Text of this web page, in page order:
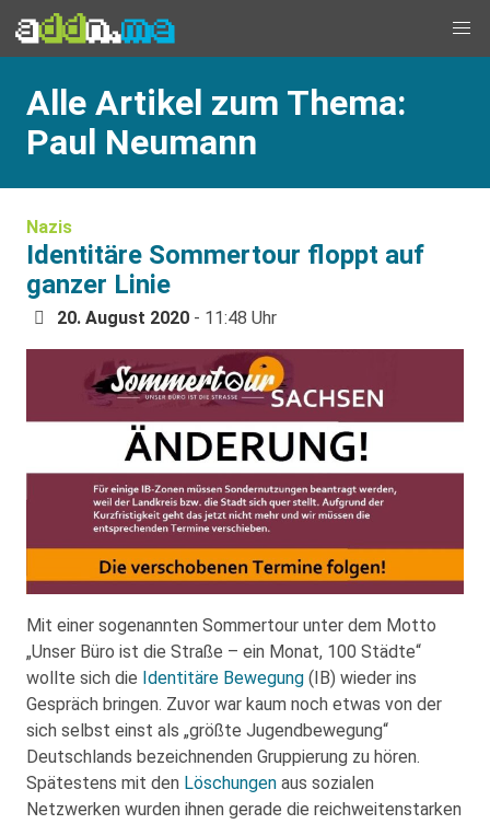
Alle Artikel zum Thema:
Paul Neumann
Nazis
Identitäre Sommertour floppt auf
ganzer Linie
20. August 2020 - 11:48 Uhr
Mit einer sogenannten Sommertour unter dem Motto
„Unser Büro ist die Straße – ein Monat, 100 Städte“
wollte sich die Identitäre Bewegung (IB) wieder ins
Gespräch bringen. Zuvor war kaum noch etwas von der
sich selbst einst als „größte Jugendbewegung“
Deutschlands bezeichnenden Gruppierung zu hören.
Spätestens mit den Löschungen aus sozialen
Netzwerken wurden ihnen gerade die reichweitenstarken